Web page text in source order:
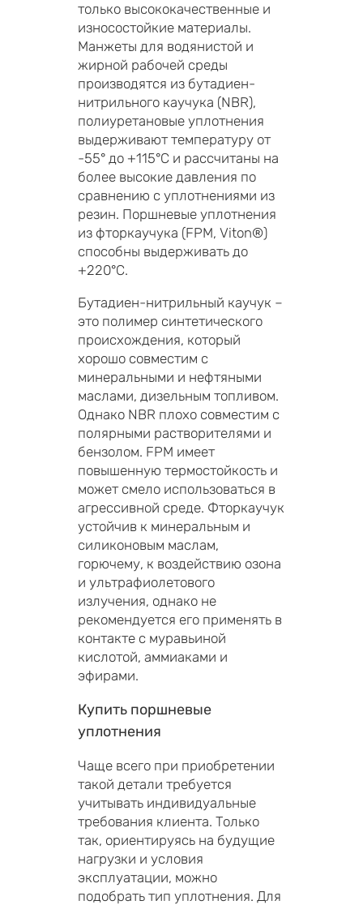
только высококачественные и
износостойкие материалы.
Манжеты для водянистой и
жирной рабочей среды
производятся из бутадиен-
нитрильного каучука (NBR),
полиуретановые уплотнения
выдерживают температуру от
-55° до +115°C и рассчитаны на
более высокие давления по
сравнению с уплотнениями из
резин. Поршневые уплотнения
из фторкаучука (FPM, Viton®)
способны выдерживать до
+220°C.
Бутадиен-нитрильный каучук –
это полимер синтетического
происхождения, который
хорошо совместим с
минеральными и нефтяными
маслами, дизельным топливом.
Однако NBR плохо совместим с
полярными растворителями и
бензолом. FPM имеет
повышенную термостойкость и
может смело использоваться в
агрессивной среде. Фторкаучук
устойчив к минеральным и
силиконовым маслам,
горючему, к воздействию озона
и ультрафиолетового
излучения, однако не
рекомендуется его применять в
контакте с муравьиной
кислотой, аммиаками и
эфирами.
Купить поршневые
уплотнения
Чаще всего при приобретении
такой детали требуется
учитывать индивидуальные
требования клиента. Только
так, ориентируясь на будущие
нагрузки и условия
эксплуатации, можно
подобрать тип уплотнения. Для